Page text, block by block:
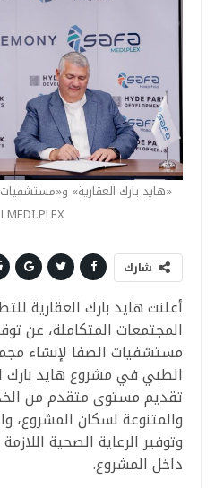
MEDI.PLEX الطبي»
شارك
أعلنت هايد بارك العقارية
المجتمعات المتكاملة، عن
الطبي في مشروع هايد بارك
تقديم مستوى متقدم من
والمتنوعة لسكان المشروع،
وتوفير الرعاية الصحية
داخل المشروع.